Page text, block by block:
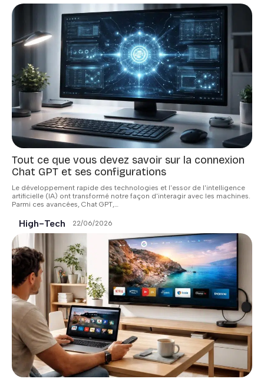
Tout ce que vous devez savoir sur la connexion
Chat GPT et ses configurations
Le développement rapide des technologies et l'essor de l'intelligence
artificielle (IA) ont transformé notre façon d'interagir avec les machines.
Parmi ces avancées, Chat GPT,
High-Tech 22/06/2026